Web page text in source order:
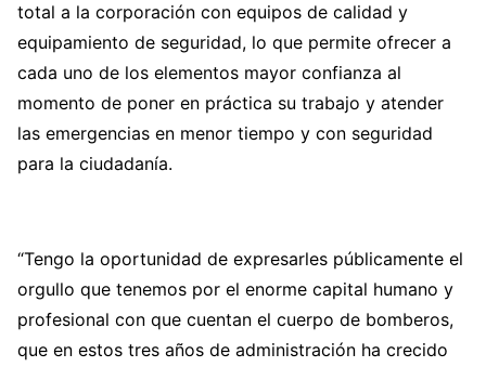
total a la corporación con equipos de calidad y
equipamiento de seguridad, lo que permite ofrecer a
cada uno de los elementos mayor confianza al
momento de poner en práctica su trabajo y atender
las emergencias en menor tiempo y con seguridad
para la ciudadanía.
“Tengo la oportunidad de expresarles públicamente el
orgullo que tenemos por el enorme capital humano y
profesional con que cuentan el cuerpo de bomberos,
que en estos tres años de administración ha crecido